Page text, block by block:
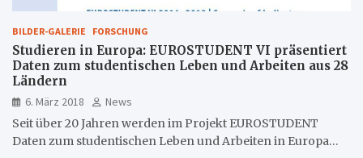
BILDER-GALERIE FORSCHUNG
Studieren in Europa: EUROSTUDENT VI präsentiert
Daten zum studentischen Leben und Arbeiten aus 28
Ländern
6. März 2018
News
Seit über 20 Jahren werden im Projekt EUROSTUDENT
Daten zum studentischen Leben und Arbeiten in Europa…